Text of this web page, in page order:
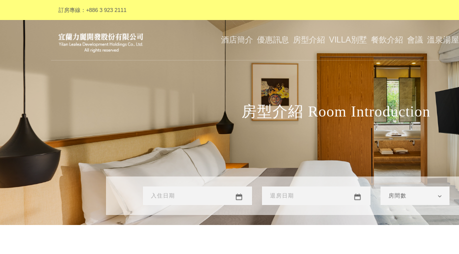
訂房專線：+886 3 923 2111
酒店簡介 優惠訊息 房型介紹 VILLA別墅 餐飲介紹 會議 溫泉湯屋
房型介紹 Room Introduction